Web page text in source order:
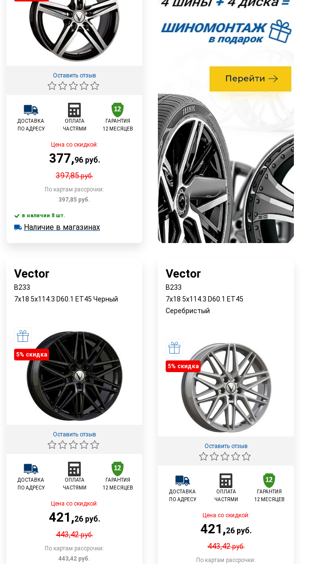
Оставить отзыв
ДОСТАВКА
ПО АДРЕСУ
ОПЛАТА
ЧАСТЯМИ
ГАРАНТИЯ
12 МЕСЯЦЕВ
Цена со скидкой:
377,96руб.
397,85руб.
По картам рассрочки:
397,85 руб.
В корзину
в наличии 8 шт.
в наличии 8 шт.
Наличие в магазинах
Vector
B233
7x18 5x114.3 D60.1 ET45 Черный
5% cкидка
Оставить отзыв
ДОСТАВКА
ПО АДРЕСУ
ОПЛАТА
ЧАСТЯМИ
ГАРАНТИЯ
12 МЕСЯЦЕВ
Цена со скидкой:
421 ,26руб.
443,42руб.
По картам рассрочки:
443,42 руб.
Vector
B233
7x18 5x114.3 D60.1 ET45
Серебристый
5% cкидка
Оставить отзыв
ДОСТАВКА
ПО АДРЕСУ
ОПЛАТА
ЧАСТЯМИ
ГАРАНТИЯ
12 МЕСЯЦЕВ
Цена со скидкой:
421 ,26руб.
443,42руб.
По картам рассрочки: